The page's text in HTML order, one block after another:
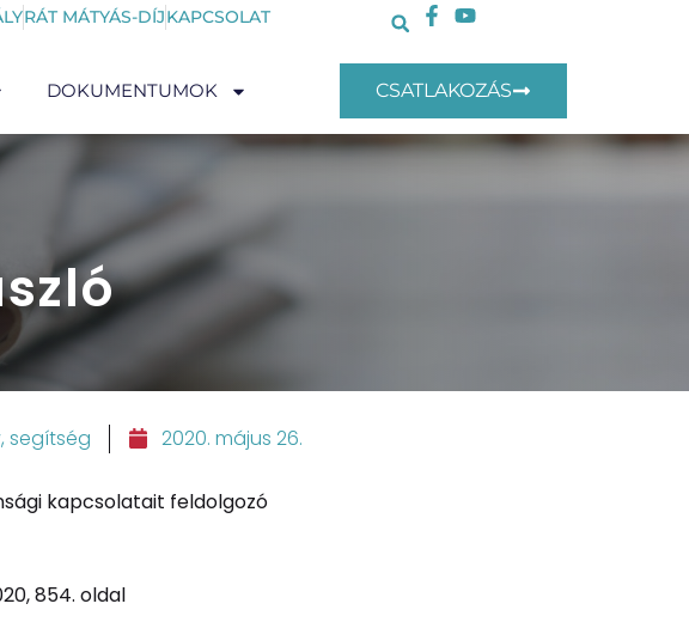
RÁT MÁTYÁS-DÍJKAPCSOLAT
DOKUMENTUMOK CSATLAKOZÁS
, segítség 2020. május 26.
kapcsolatait feldolgozó
854. oldal